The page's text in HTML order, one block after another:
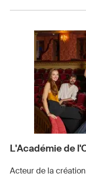
L'Académie de
Acteur de la